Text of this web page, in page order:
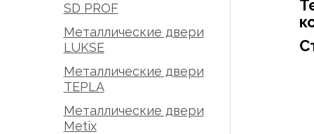
SD PROF
Металлические двери
LUKSE
Металлические двери
TEPLA
Металлические двери
Metix